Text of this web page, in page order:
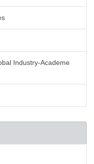
Industry-Academe